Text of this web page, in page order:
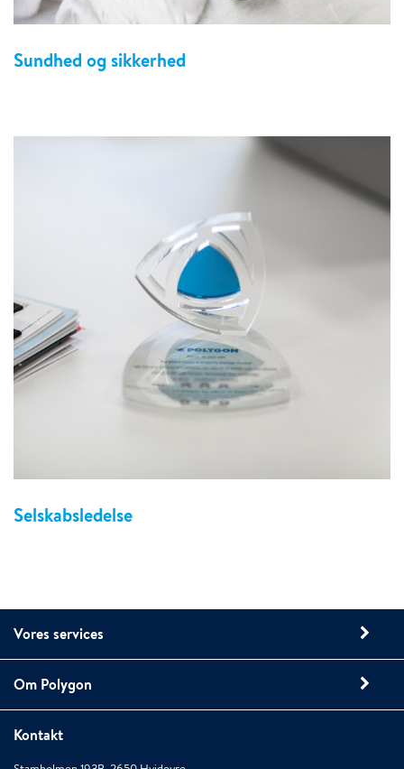
Sundhed og sikkerhed
Selskabsledelse
Vores services
Om Polygon
Kontakt